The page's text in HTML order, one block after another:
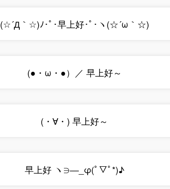
(☆´Д｀☆)ﾉ･ﾟ･早上好･ﾟ･ヽ(☆´ω｀☆)
(●・ω・●）／ 早上好～
(・∀・) 早上好～
早上好 ヽ∋―_φ(ﾟ▽ﾟ*)♪